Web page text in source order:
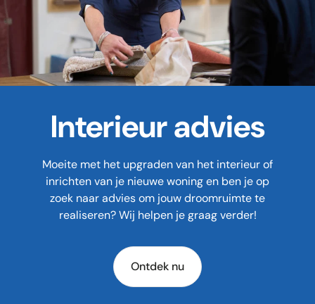
Interieur advies
Moeite met het upgraden van het interieur of
inrichten van je nieuwe woning en ben je op
zoek naar advies om jouw droomruimte te
realiseren? Wij helpen je graag verder!
Ontdek nu